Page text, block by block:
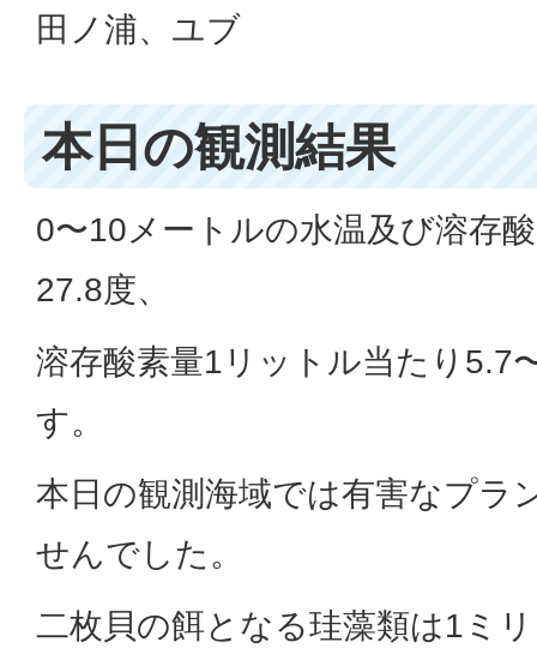
田ノ浦、ユブ
本日の観測結果
0〜10メートルの水温及び溶存
27.8度、
溶存酸素量1リットル当たり5.7
す。
本日の観測海域では有害なプラ
せんでした。
二枚貝の餌となる珪藻類は1ミ